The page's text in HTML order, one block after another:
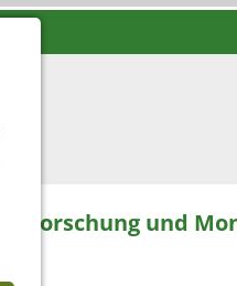
Forschung und